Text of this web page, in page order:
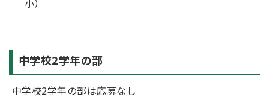
小）
中学校2学年の部
中学校2学年の部は応募なし